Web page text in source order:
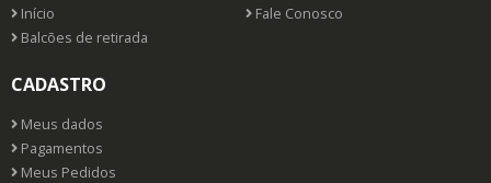
Início
Fale Conosco
Balcões de retirada
CADASTRO
Meus dados
Pagamentos
Meus Pedidos